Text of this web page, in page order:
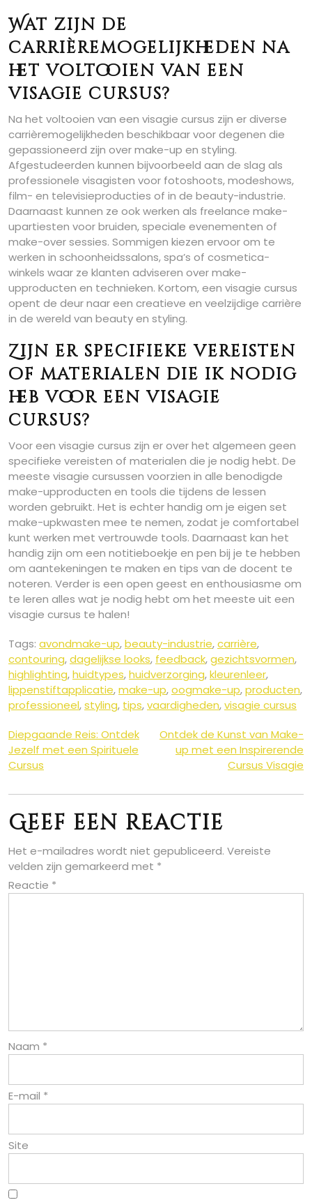
Wat zijn de
carrièremogelijkheden na
het voltooien van een
visagie cursus?
Na het voltooien van een visagie cursus zijn er diverse
carrièremogelijkheden beschikbaar voor degenen die
gepassioneerd zijn over make-up en styling.
Afgestudeerden kunnen bijvoorbeeld aan de slag als
professionele visagisten voor fotoshoots, modeshows,
film- en televisieproducties of in de beauty-industrie.
Daarnaast kunnen ze ook werken als freelance make-
upartiesten voor bruiden, speciale evenementen of
make-over sessies. Sommigen kiezen ervoor om te
werken in schoonheidssalons, spa’s of cosmetica-
winkels waar ze klanten adviseren over make-
upproducten en technieken. Kortom, een visagie cursus
opent de deur naar een creatieve en veelzijdige carrière
in de wereld van beauty en styling.
Zijn er specifieke vereisten
of materialen die ik nodig
heb voor een visagie
cursus?
Voor een visagie cursus zijn er over het algemeen geen
specifieke vereisten of materialen die je nodig hebt. De
meeste visagie cursussen voorzien in alle benodigde
make-upproducten en tools die tijdens de lessen
worden gebruikt. Het is echter handig om je eigen set
make-upkwasten mee te nemen, zodat je comfortabel
kunt werken met vertrouwde tools. Daarnaast kan het
handig zijn om een notitieboekje en pen bij je te hebben
om aantekeningen te maken en tips van de docent te
noteren. Verder is een open geest en enthousiasme om
te leren alles wat je nodig hebt om het meeste uit een
visagie cursus te halen!
Tags: avondmake-up,beauty-industrie,carrière,
contouring,dagelijkse looks, feedback,gezichtsvormen,
highlighting,huidtypes,huidverzorging,kleurenleer,
lippenstiftapplicatie,make-up,oogmake-up,producten,
professioneel,styling, tips,vaardigheden,visagie cursus
Berichtnavigatie
Diepgaande Reis: Ontdek
Jezelf met een Spirituele
Cursus
Ontdek de Kunst van Make-
up met een Inspirerende
Cursus Visagie
Geef een reactie
Het e-mailadres wordt niet gepubliceerd. Vereiste
velden zijn gemarkeerd met *
Reactie *
Naam *
E-mail *
Site